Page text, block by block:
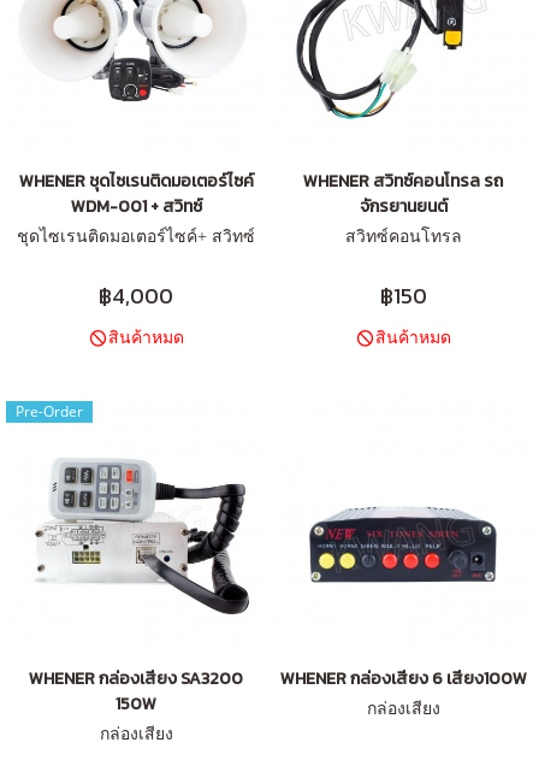
WHENER ชุดไซเรนติดมอเตอร์ไซค์
WDM-001 + สวิทซ์
ชุดไซเรนติดมอเตอร์ไซค์+ สวิทซ์
฿4,000
สินค้าหมด
WHENER สวิทซ์คอนโทรล รถ
จักรยานยนต์
สวิทซ์คอนโทรล
฿150
สินค้าหมด
Pre-Order
WHENER กล่องเสียง SA3200
150W
กล่องเสียง
WHENER กล่องเสียง 6 เสียง100W
กล่องเสียง